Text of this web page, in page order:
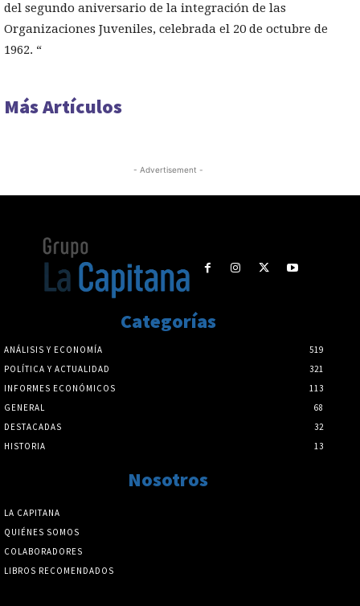
del segundo aniversario de la integración de las
Organizaciones Juveniles, celebrada el 20 de octubre de
1962. “
Más Artículos
- Advertisement -
Categorías
ANÁLISIS Y ECONOMÍA
519
POLÍTICA Y ACTUALIDAD
321
INFORMES ECONÓMICOS
113
GENERAL
68
DESTACADAS
32
HISTORIA
13
Nosotros
LA CAPITANA
QUIÉNES SOMOS
COLABORADORES
LIBROS RECOMENDADOS